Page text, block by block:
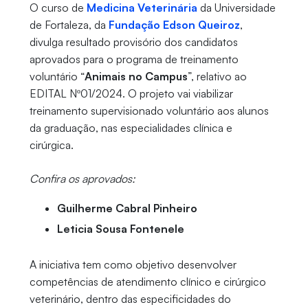
O curso de Medicina Veterinária da Universidade
de Fortaleza, da Fundação Edson Queiroz,
divulga resultado provisório dos candidatos
aprovados para o programa de treinamento
voluntário “Animais no Campus”, relativo ao
EDITAL Nº01/2024. O projeto vai viabilizar
treinamento supervisionado voluntário aos alunos
da graduação, nas especialidades clínica e
cirúrgica.
Confira os aprovados:
Guilherme Cabral Pinheiro
Leticia Sousa Fontenele
A iniciativa tem como objetivo desenvolver
competências de atendimento clínico e cirúrgico
veterinário, dentro das especificidades do